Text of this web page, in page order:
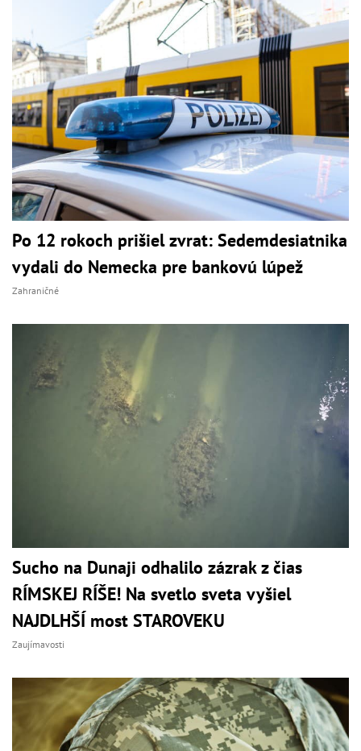
Po 12 rokoch prišiel zvrat: Sedemdesiatnika
vydali do Nemecka pre bankovú lúpež
Zahraničné
Sucho na Dunaji odhalilo zázrak z čias
RÍMSKEJ RÍŠE! Na svetlo sveta vyšiel
NAJDLHŠÍ most STAROVEKU
Zaujímavosti